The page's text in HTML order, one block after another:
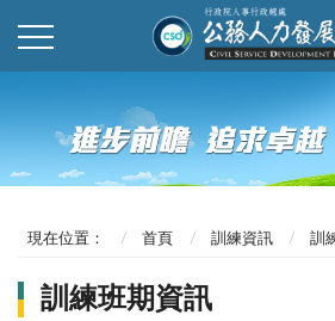
現在位置： 首頁 訓練資訊 訓
訓練班期資訊